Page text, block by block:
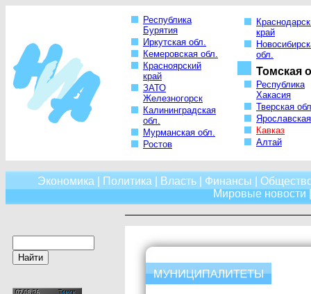
Республика
Бурятия
Иркутская обл.
Кемеровская обл.
Красноярский
край
ЗАТО
Железногорск
Калининградская
обл.
Мурманская обл.
Ростов
край
обл.
Томская
Республика
Хакасия
Тверская
Кавказ
Алтай
Экономика Политика Власть Финансы
Мировые новости